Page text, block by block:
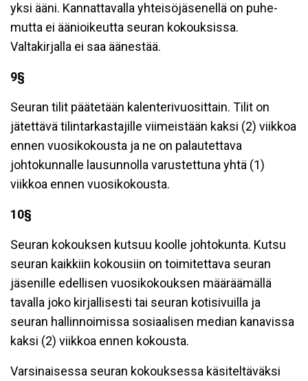
yksi ääni. Kannattavalla yhteisöjäsenellä on puhe-
mutta ei äänioikeutta seuran kokouksissa.
Valtakirjalla ei saa äänestää.
9§
Seuran tilit päätetään kalenterivuosittain. Tilit on
jätettävä tilintarkastajille viimeistään kaksi (2) viikkoa
ennen vuosikokousta ja ne on palautettava
johtokunnalle lausunnolla varustettuna yhtä (1)
viikkoa ennen vuosikokousta.
10§
Seuran kokouksen kutsuu koolle johtokunta. Kutsu
seuran kaikkiin kokousiin on toimitettava seuran
jäsenille edellisen vuosikokouksen määräämällä
tavalla joko kirjallisesti tai seuran kotisivuilla ja
seuran hallinnoimissa sosiaalisen median kanavissa
kaksi (2) viikkoa ennen kokousta.
Varsinaisessa seuran kokouksessa käsiteltäväksi